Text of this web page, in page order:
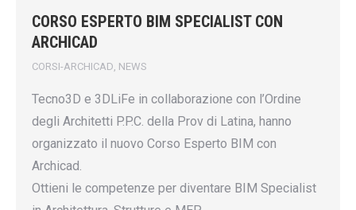
CORSO ESPERTO BIM SPECIALIST CON
ARCHICAD
CORSI-ARCHICAD NEWS
Tecno3D e 3DLiFe in collaborazione con l’Ordine
degli Architetti P.P.C. della Prov di Latina, hanno
organizzato il nuovo Corso Esperto BIM con
Archicad.
Ottieni le competenze per diventare BIM Specialist